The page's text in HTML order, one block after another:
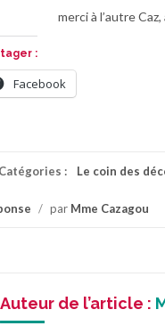
merci à l’autre
:
Facebook
Catégories : Le coin des
/ par Mme Cazagou
Auteur de l’article :